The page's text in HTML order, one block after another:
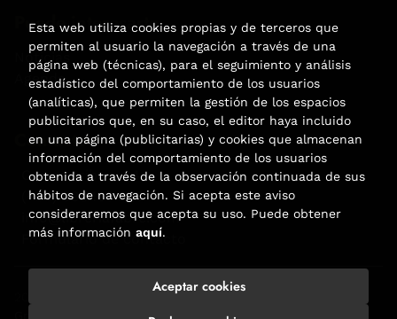
Puede interesarte
Noticias
Agenda
Contacto
Carrer Aribau, 84
(+34) 932 160 225
info@libreriafabre.com
Formulario de contacto
. Todos los Derechos Reservados |
Esta web utiliza cookies propias y de terceros que
permiten al usuario la navegación a través de una
página web (técnicas), para el seguimiento y análisis
estadístico del comportamiento de los usuarios
(analíticas), que permiten la gestión de los espacios
publicitarios que, en su caso, el editor haya incluido
en una página (publicitarias) y cookies que almacenan
información del comportamiento de los usuarios
obtenida a través de la observación continuada de sus
hábitos de navegación. Si acepta este aviso
consideraremos que acepta su uso. Puede obtener
más información aquí.
Aceptar cookies